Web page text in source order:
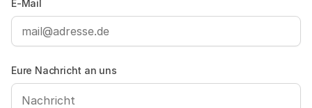
E-Mail
Eure Nachricht an uns